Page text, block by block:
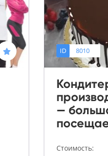
ID 8010
—
Стоимость: